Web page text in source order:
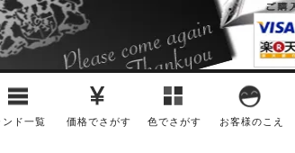
ンド一覧 価格でさがす 色でさがす お客様のこえ